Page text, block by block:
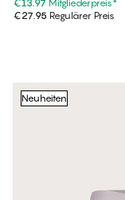
€13.97 Mitgliederpreis*
€27.95 Regulärer Preis
Neuheiten